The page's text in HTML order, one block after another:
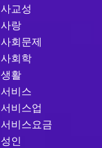
사교성
사랑
사회문제
사회학
생활
서비스
서비스업
서비스요금
성인